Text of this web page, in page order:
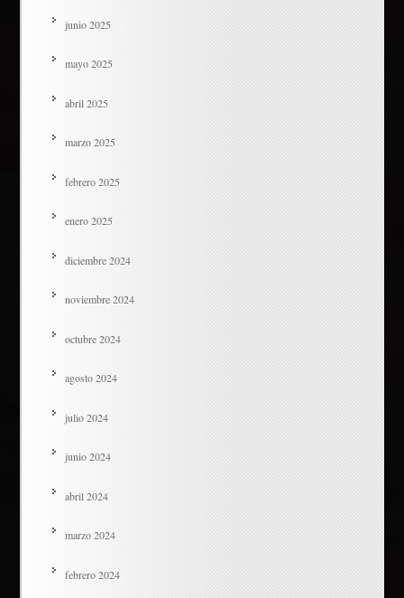
junio 2025
mayo 2025
abril 2025
marzo 2025
febrero 2025
enero 2025
diciembre 2024
noviembre 2024
octubre 2024
agosto 2024
julio 2024
junio 2024
abril 2024
marzo 2024
febrero 2024